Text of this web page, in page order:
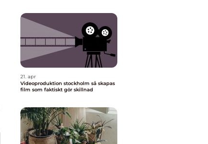
21. apr
Videoproduktion stockholm så skapas
film som faktiskt gör skillnad